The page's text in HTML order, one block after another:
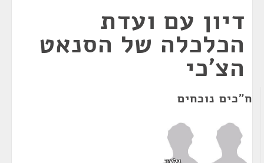
דיון עם ועדת
הכלכלה של הסנאט
הצ'כי
ח"כים נוכחים